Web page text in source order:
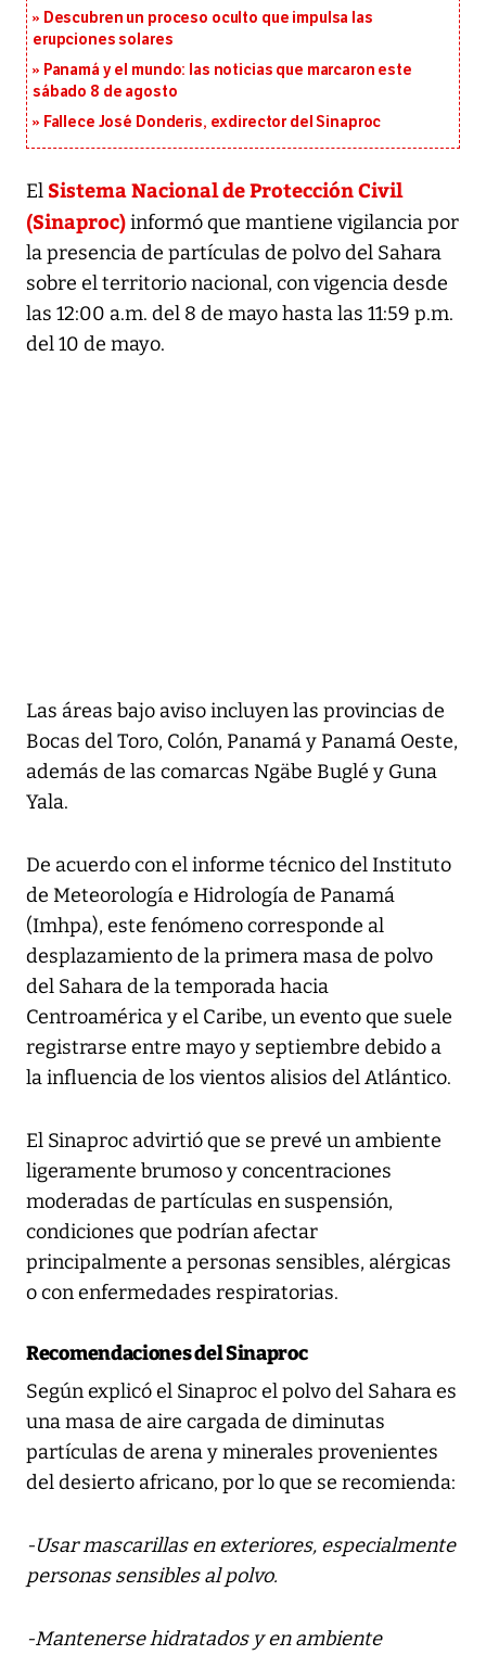
Descubren un proceso oculto que impulsa las
erupciones solares
Panamá y el mundo: las noticias que marcaron este
sábado 8 de agosto
Fallece José Donderis, exdirector del Sinaproc
El Sistema Nacional de Protección Civil
(Sinaproc)informó que mantiene vigilancia por
la presencia de partículas de polvo del Sahara
sobre el territorio nacional, con vigencia desde
las 12:00 a.m. del 8 de mayo hasta las 11:59 p.m.
del 10 de mayo.
Las áreas bajo aviso incluyen las provincias de
Bocas del Toro, Colón, Panamá y Panamá Oeste,
además de las comarcas Ngäbe Buglé y Guna
Yala.
De acuerdo con el informe técnico del Instituto
de Meteorología e Hidrología de Panamá
(Imhpa), este fenómeno corresponde al
desplazamiento de la primera masa de polvo
del Sahara de la temporada hacia
Centroamérica y el Caribe, un evento que suele
registrarse entre mayo y septiembre debido a
la influencia de los vientos alisios del Atlántico.
El Sinaproc advirtió que se prevé un ambiente
ligeramente brumoso y concentraciones
moderadas de partículas en suspensión,
condiciones que podrían afectar
principalmente a personas sensibles, alérgicas
o con enfermedades respiratorias.
Recomendaciones del Sinaproc
Según explicó el Sinaproc el polvo del Sahara es
una masa de aire cargada de diminutas
partículas de arena y minerales provenientes
del desierto africano, por lo que se recomienda:
-Usar mascarillas en exteriores, especialmente
personas sensibles al polvo.
-Mantenerse hidratados y en ambiente